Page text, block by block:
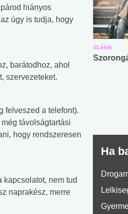
hiányos
úgy is tudja, hogy
barátodhoz, ahol
szervezeteket.
felveszed a telefont).
távolságtartási
hogy rendszeresen
nem tud
naprakész, merre
#Lélek
Ha